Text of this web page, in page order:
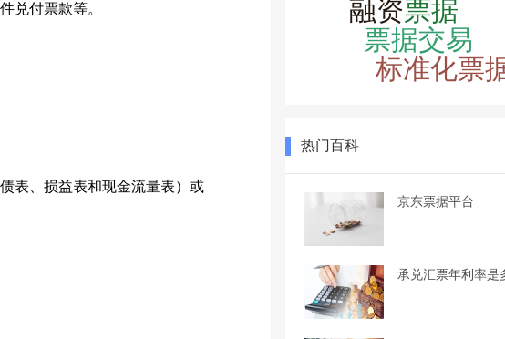
兑付票款等。
表、损益表和现金流量表）或
热门百科
京东票据平台
承兑汇票年利率是